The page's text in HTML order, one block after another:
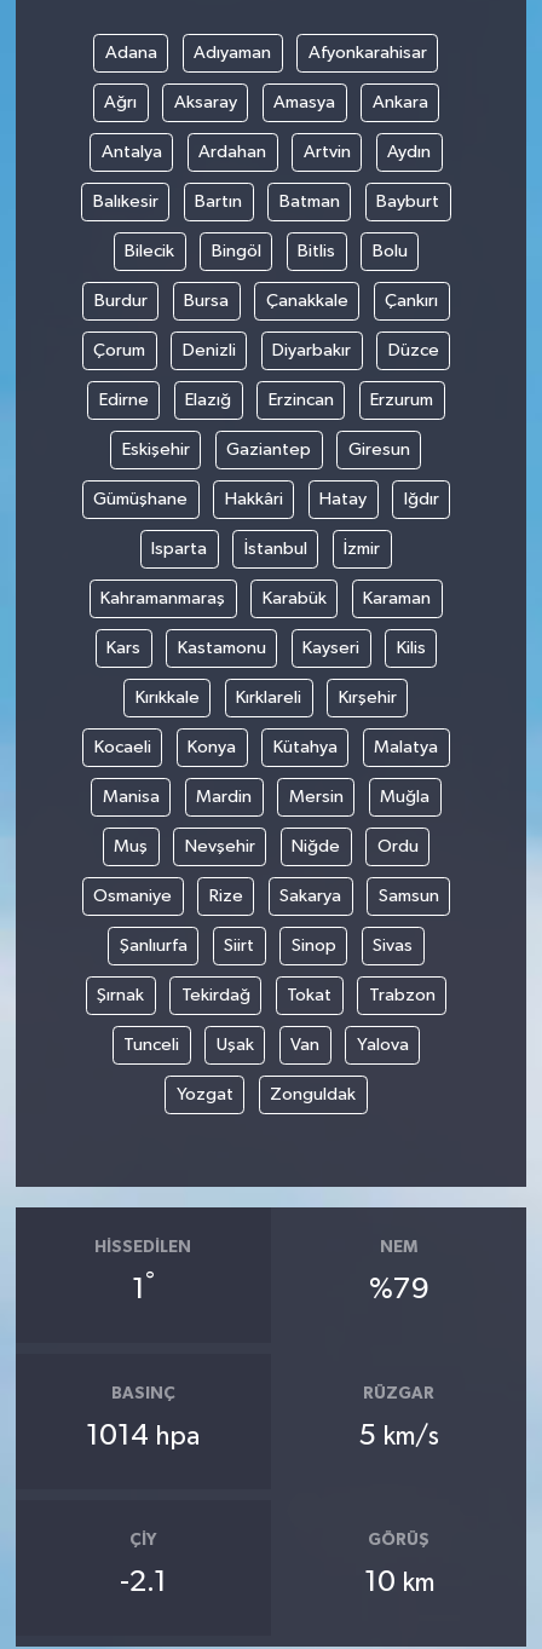
Adana Adıyaman Afyonkarahisar
Ağrı Aksaray Amasya Ankara
Antalya Ardahan Artvin Aydın
Balıkesir Bartın Batman Bayburt
Bilecik Bingöl Bitlis Bolu
Burdur Bursa Çanakkale Çankırı
Çorum Denizli Diyarbakır Düzce
Edirne Elazığ Erzincan Erzurum
Eskişehir Gaziantep Giresun
Gümüşhane Hakkâri Hatay Iğdır
Isparta İstanbul İzmir
Kahramanmaraş Karabük Karaman
Kars Kastamonu Kayseri Kilis
Kırıkkale Kırklareli Kırşehir
Kocaeli Konya Kütahya Malatya
Manisa Mardin Mersin Muğla
Muş Nevşehir Niğde Ordu
Osmaniye Rize Sakarya Samsun
Şanlıurfa Siirt Sinop Sivas
Şırnak Tekirdağ Tokat Trabzon
Tunceli Uşak Van Yalova
Yozgat Zonguldak
HISSEDILEN
1 °
NEM
%79
BASINÇ
1014 hpa
RÜZGAR
5 km/s
ÇIY
-2.1
GÖRÜŞ
10 km